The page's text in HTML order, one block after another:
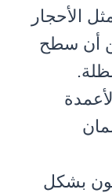
الأحجار
أن سطح
بشكل